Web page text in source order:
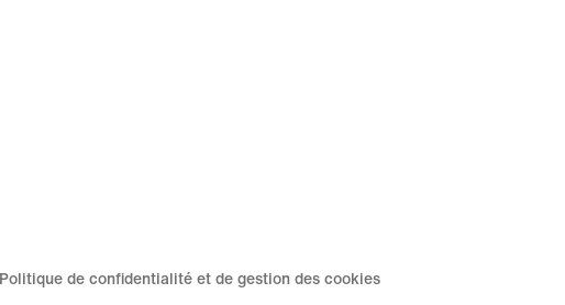
Politique de confidentialité et de gestion des cookies